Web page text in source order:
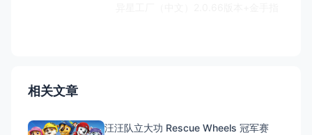
相关文章
汪汪队立大功 Rescue Wheels 冠军赛